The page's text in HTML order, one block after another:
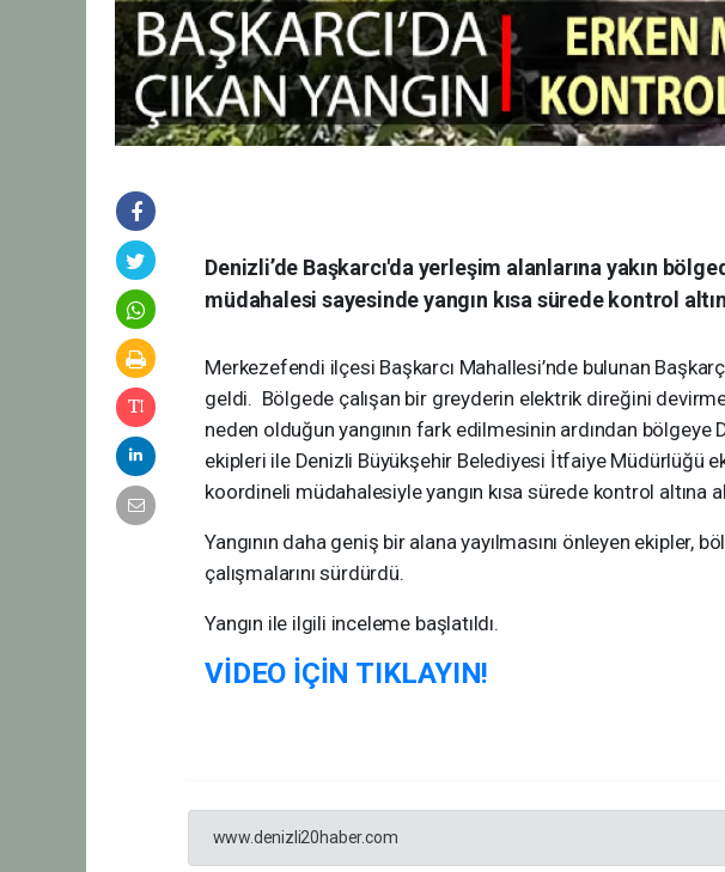
Denizli’de Başkarcı'da yerleşim alanlarına yakın
müdahalesi sayesinde yangın kısa sürede kontrol
Merkezefendi ilçesi Başkarcı Mahallesi’nde bulunan
geldi. Bölgede çalışan bir greyderin elektrik direğini
neden olduğun yangının fark edilmesinin ardından
ekipleri ile Denizli Büyükşehir Belediyesi İtfaiye Müdürlüğü
koordineli müdahalesiyle yangın kısa sürede kontrol altına
Yangının daha geniş bir alana yayılmasını önleyen ekipler,
çalışmalarını sürdürdü.
Yangın ile ilgili inceleme başlatıldı.
VİDEO İÇİN TIKLAYIN!
www.denizli20haber.com